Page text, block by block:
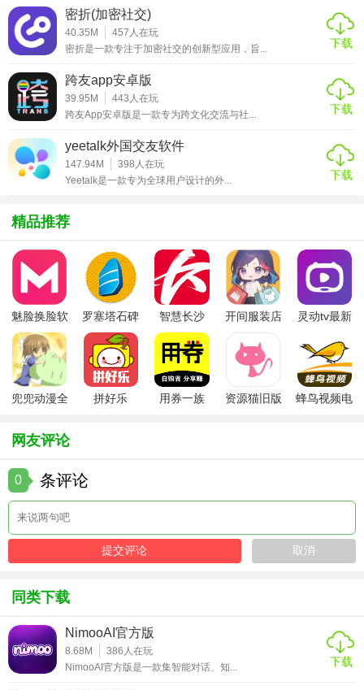
交体验。
Mufy虚拟人物聊天内容
1. 虚拟世界探索：用户可以在一个巨大的虚拟城市中自由探
索，发现各种有趣的地点和事件。
体育比赛等，增加用户间的互动和联系。
3. 学习平台：提供各种在线课程和资源，帮助用户学习新技
色和家园。
5. 隐私保护：严格遵守隐私政策，保护用户的个人信息和聊
天记录。
Mufy虚拟人物聊天玩法
1. 创建角色：首先选择一个基础角色模板，然后逐步调整细
节，包括发型、肤色、服装等。
NPC（非玩家控制角色），与他们进行互动。
3. 社交互动：与其他玩家进行聊天、组队、合作完成任务或
竞争。
4. 参与活动：关注应用内的活动公告，参与各种线上活动，
获得奖励和荣誉。
Mufy虚拟人物聊天测评
了大量用户。其个性化定制功能让用户能够打造自己心目中
的理想形象；实时互动和语音交流功能则大大提升了用户的
密折(加密社交)
40.35M 457 人在玩
密折是一款专注于加密社交的创新型应用，旨...
下载
跨友app安卓版
39.95M 443 人在玩
跨友App安卓版是一款专为跨文化交流与社...
下载
yeetalk外国交友软件
147.94M 398 人在玩
Yeetalk是一款专为全球用户设计的外...
下载
精品推荐
魅脸换脸软
件
罗塞塔石碑
安卓版
智慧长沙
app
开间服装店
灵动tv最新
兜兜动漫全
拼好乐 用券一族 资源猫旧版
蜂鸟视频电
网友评论
0 条评论
同类下载
NimooAI官方版
8.68M 386 人在玩
NimooAI官方版是一款集智能对话、知...
下载